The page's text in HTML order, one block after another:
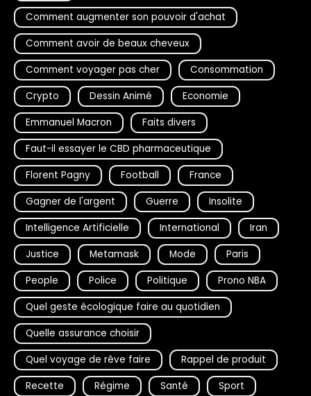
Comment augmenter son pouvoir d'achat
Comment avoir de beaux cheveux
Comment voyager pas cher
Consommation
Crypto
Dessin Animé
Economie
Emmanuel Macron
Faits divers
Faut-il essayer le CBD pharmaceutique
Florent Pagny
Football
France
Gagner de l'argent
Guerre
Insolite
Intelligence Artificielle
International
Iran
Justice
Metamask Mode
Paris
People
Police Politique
Prono NBA
Quel geste écologique faire au quotidien
Quelle assurance choisir
Quel voyage de rêve faire
Rappel de produit
Recette
Régime Santé Sport